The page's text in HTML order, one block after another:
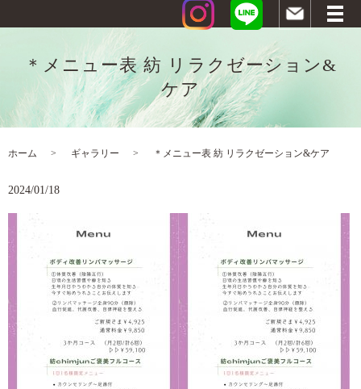
＊メニュー表 紡 リラクゼーション&
ケア
ホーム ギャラリー ＊メニュー表 紡 リラクゼーション&ケア
2024/01/18